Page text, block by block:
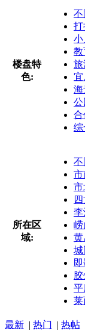
楼盘特
色:
不
打
小
教
旅
宜
海
公
合
综
所在区
域:
不
市
市
李
崂
黄
城
平
莱
最新 | 热门 | 热帖